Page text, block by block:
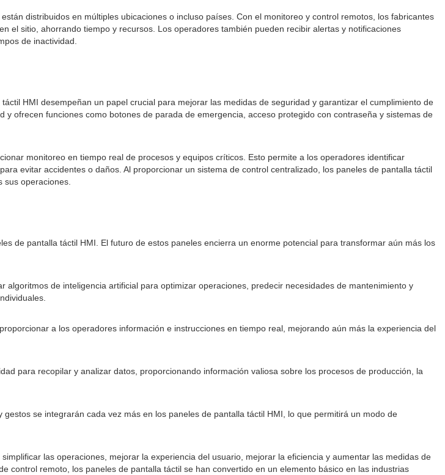
distribuidos en múltiples ubicaciones o incluso países. Con el monitoreo y control remotos, los fabricantes
el sitio, ahorrando tiempo y recursos. Los operadores también pueden recibir alertas y notificaciones
de inactividad.
HMI desempeñan un papel crucial para mejorar las medidas de seguridad y garantizar el cumplimiento de
ofrecen funciones como botones de parada de emergencia, acceso protegido con contraseña y sistemas de
monitoreo en tiempo real de procesos y equipos críticos. Esto permite a los operadores identificar
evitar accidentes o daños. Al proporcionar un sistema de control centralizado, los paneles de pantalla táctil
sus operaciones.
de pantalla táctil HMI. El futuro de estos paneles encierra un enorme potencial para transformar aún más los
algoritmos de inteligencia artificial para optimizar operaciones, predecir necesidades de mantenimiento y
a los operadores información e instrucciones en tiempo real, mejorando aún más la experiencia del
para recopilar y analizar datos, proporcionando información valiosa sobre los procesos de producción, la
se integrarán cada vez más en los paneles de pantalla táctil HMI, lo que permitirá un modo de
las operaciones, mejorar la experiencia del usuario, mejorar la eficiencia y aumentar las medidas de
control remoto, los paneles de pantalla táctil se han convertido en un elemento básico en las industrias